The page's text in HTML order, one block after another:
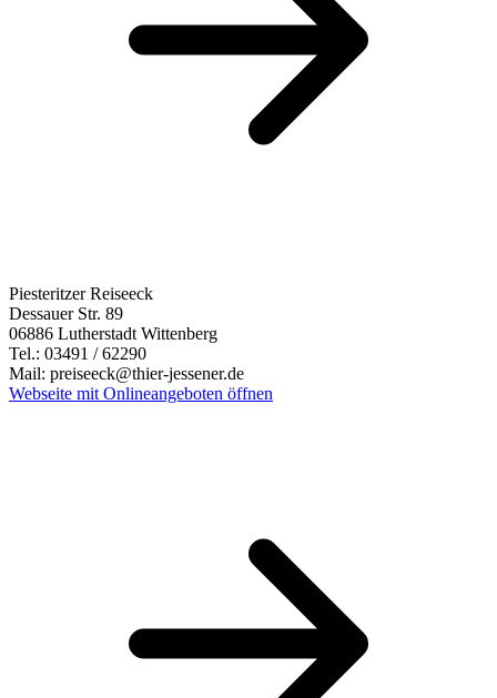
Piesteritzer Reiseeck
Dessauer Str. 89
06886 Lutherstadt Wittenberg
Tel.: 03491 / 62290
Mail: preiseeck@thier-jessener.de
Webseite mit Onlineangeboten öffnen